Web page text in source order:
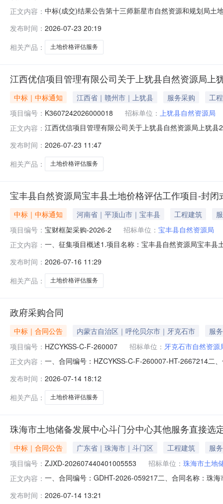
正文内容： 中标(成交)结果公告第十三师新星市自然资源和规划局
青年路333号报价：330000（元）330000.0元87.422新
发布时间： 2026-07-23 20:19
相关产品：
土地价格评估服务
江西优信项目管理有限公司关于上犹县自然资源局
中标｜中标通知 江西省｜赣州市｜上犹县 服务采购
工程
项目编号： K3607242026000018 招标单位： 上犹县自然资源局
正文内容： 江西优信项目管理有限公司关于上犹县自然资源局上犹
围供应商及产品（服务）信息包号：1，分包名称：采购
发布时间： 2026-07-23 11:47
相关产品：
土地价格评估服务
宝丰县自然资源局宝丰县土地价格评估工作项目-封闭
中标｜中标通知 河南省｜平顶山市｜宝丰县 工程建筑
项目编号： 宝财框架采购-2026-2 招标单位： 宝丰县自然资源局
正文内容： 一、征集项目概述1.项目名称：宝丰县自然资源局宝丰
一标段(包)最低入围分值:75.63序号入围供应商名称地址
发布时间： 2026-07-16 11:29
相关产品：
土地价格评估服务
政府采购合同
中标｜合同公告 内蒙古自治区｜呼伦贝尔市｜牙克石市
服
项目编号： HZCYKSS-C-F-260007 招标单位： 牙克石市自然资源
正文内容： 一、合同编号：HZCYKSS-C-F-260007-HT-2667214二
自治区呼伦贝尔市扎兰屯市繁荣街道天骄家园14号楼
发布时间： 2026-07-14 18:12
相关产品：
土地价格评估服务
珠海市土地储备发展中心斗门分中心其他服务直接选
中标｜合同公告 广东省｜珠海市｜斗门区 工程建筑
服务
项目编号： ZJXD-202607440401005553 招标单位： 珠海市土地
正文内容： 一、合同编号：GDHT-2026-059217二、合同名称：珠
4楼联系方式：0756-5501590供应商（乙方）：广东鑫
发布时间： 2026-07-14 13:21